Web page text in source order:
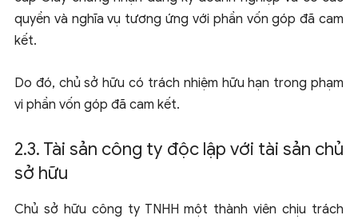
quyền và nghĩa vụ tương ứng với phần vốn góp đã cam
kết.
Do đó, chủ sở hữu có trách nhiệm hữu hạn trong phạm
vi phần vốn góp đã cam kết.
2.3. Tài sản công ty độc lập với tài sản chủ
sở hữu
Chủ sở hữu công ty TNHH một thành viên chịu trách